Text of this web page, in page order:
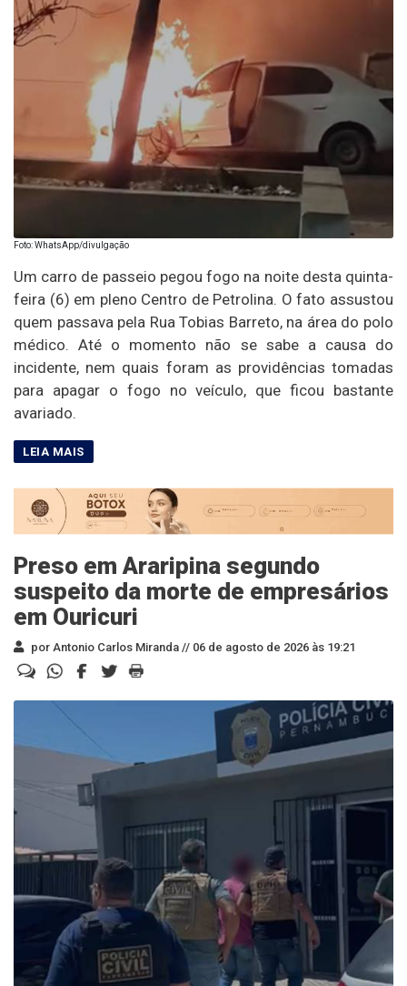
Foto: WhatsApp/divulgação
Um carro de passeio pegou fogo na noite desta quinta-
feira (6) em pleno Centro de Petrolina. O fato assustou
quem passava pela Rua Tobias Barreto, na área do polo
médico. Até o momento não se sabe a causa do
incidente, nem quais foram as providências tomadas
para apagar o fogo no veículo, que ficou bastante
avariado.
Preso em Araripina segundo
suspeito da morte de empresários
em Ouricuri
por Antonio Carlos Miranda // 06 de agosto de 2026 às 19:21